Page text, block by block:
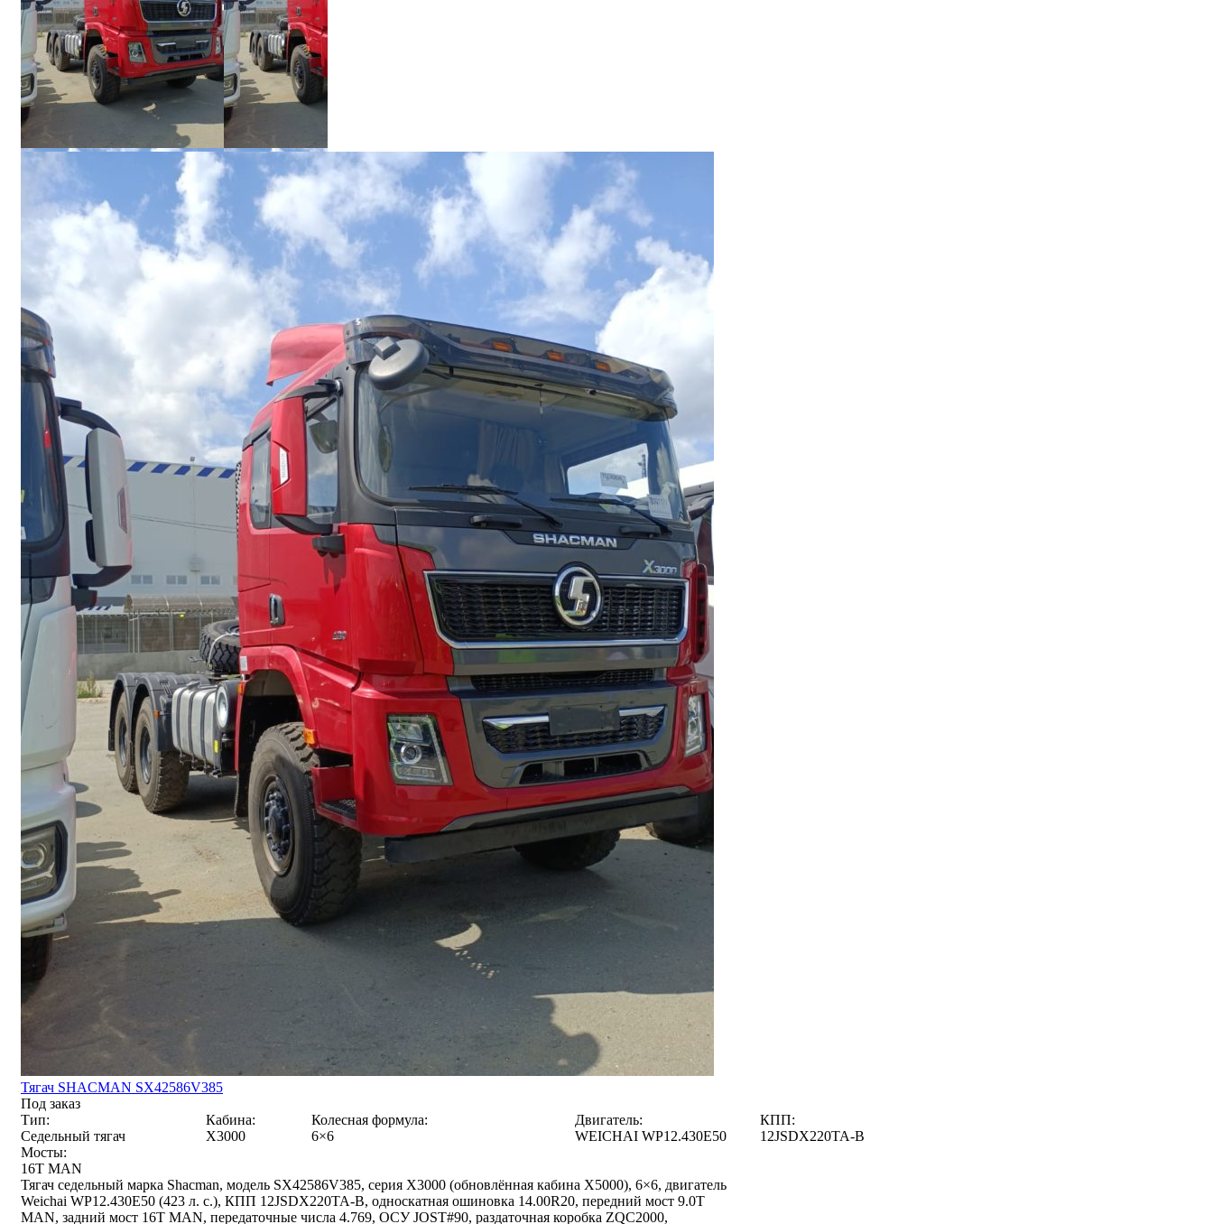
Тягач SHACMAN SX42586V385
Под заказ
Тип:
Седельный тягач
Кабина:
X3000
Колесная формула:
6×6
Двигатель:
WEICHAI WP12.430E50
КПП:
12JSDX220TA-B
Мосты:
16T MAN
Тягач седельный марка Shacman, модель SX42586V385, серия Х3000 (обновлённая кабина X5000), 6×6, двигатель
Weichai WP12.430E50 (423 л. с.), КПП 12JSDX220TA-B, односкатная ошиновка 14.00R20, передний мост 9.0T
MAN, задний мост 16T MAN, передаточные числа 4.769, ОСУ JOST#90, раздаточная коробка ZQC2000,